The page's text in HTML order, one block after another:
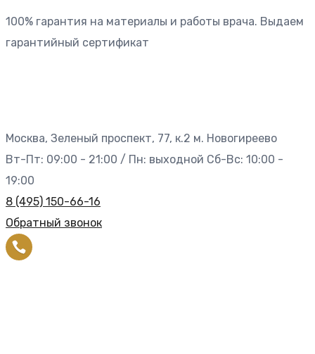
100% гарантия на материалы и работы врача. Выдаем
гарантийный сертификат
Москва, Зеленый проспект, 77, к.2 м. Новогиреево
Вт-Пт: 09:00 - 21:00 / Пн: выходной Сб-Вс: 10:00 -
19:00
8 (495) 150-66-16
Обратный звонок